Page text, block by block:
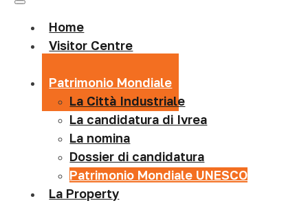
Home
Visitor Centre
Patrimonio Mondiale
La Città Industriale
La candidatura di Ivrea
La nomina
Dossier di candidatura
Patrimonio Mondiale UNESCO
La Property